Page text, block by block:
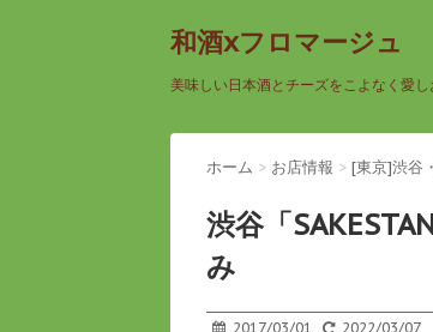
和酒xフロマージュ
美味しい日本酒とチーズをこよなく愛
ホーム > お店情報 > [東京]渋谷
渋谷「
み
2017/03/01 2022/03/07